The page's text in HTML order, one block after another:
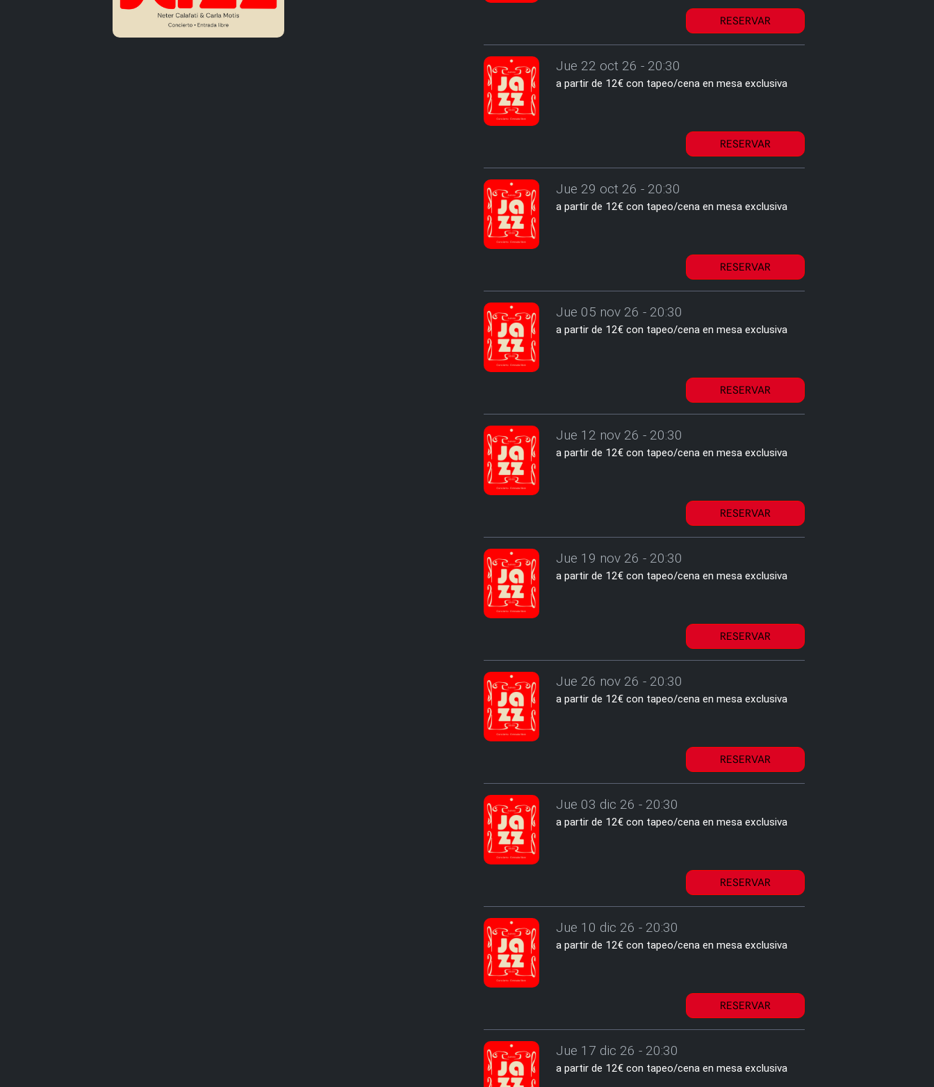
RESERVAR
Jue 22 oct 26 - 20:30
a partir de 12€ con tapeo/cena en mesa exclusiva
RESERVAR
Jue 29 oct 26 - 20:30
a partir de 12€ con tapeo/cena en mesa exclusiva
RESERVAR
Jue 05 nov 26 - 20:30
a partir de 12€ con tapeo/cena en mesa exclusiva
RESERVAR
Jue 12 nov 26 - 20:30
a partir de 12€ con tapeo/cena en mesa exclusiva
RESERVAR
Jue 19 nov 26 - 20:30
a partir de 12€ con tapeo/cena en mesa exclusiva
RESERVAR
Jue 26 nov 26 - 20:30
a partir de 12€ con tapeo/cena en mesa exclusiva
RESERVAR
Jue 03 dic 26 - 20:30
a partir de 12€ con tapeo/cena en mesa exclusiva
RESERVAR
Jue 10 dic 26 - 20:30
a partir de 12€ con tapeo/cena en mesa exclusiva
RESERVAR
Jue 17 dic 26 - 20:30
a partir de 12€ con tapeo/cena en mesa exclusiva